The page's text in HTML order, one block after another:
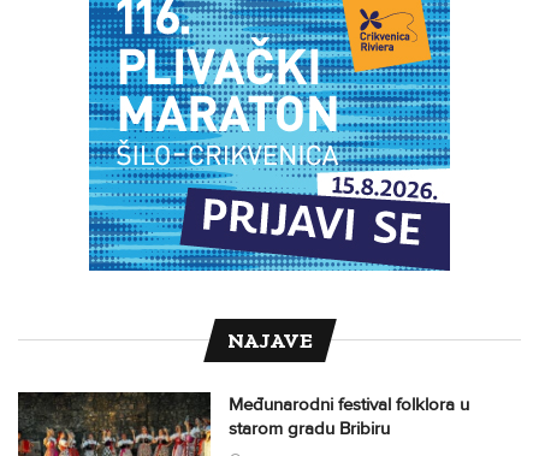
NAJAVE
Međunarodni festival folklora u
starom gradu Bribiru